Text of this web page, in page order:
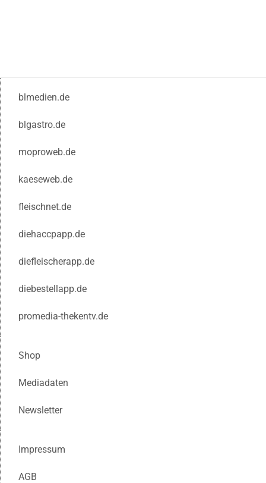
blmedien.de
blgastro.de
moproweb.de
kaeseweb.de
fleischnet.de
diehaccpapp.de
diefleischerapp.de
diebestellapp.de
promedia-thekentv.de
Shop
Mediadaten
Newsletter
Impressum
AGB